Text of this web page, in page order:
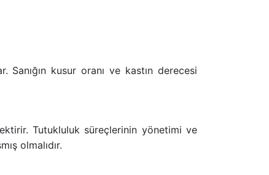
kusur oranı ve kastın derecesi
Tutukluluk süreçlerinin yönetimi ve
olmalıdır.